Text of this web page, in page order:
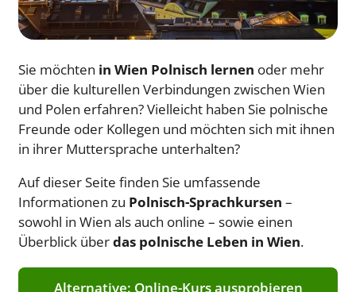
Sie möchten in Wien Polnisch lernen oder mehr
über die kulturellen Verbindungen zwischen Wien
und Polen erfahren? Vielleicht haben Sie polnische
Freunde oder Kollegen und möchten sich mit ihnen
in ihrer Muttersprache unterhalten?
Auf dieser Seite finden Sie umfassende
Informationen zu Polnisch-Sprachkursen –
sowohl in Wien als auch online – sowie einen
Überblick überdas polnische Leben in Wien.
Alternative: Online-Kurs ausprobieren